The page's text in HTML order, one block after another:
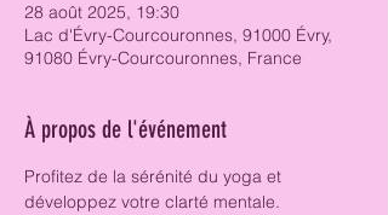
28 août 2025, 19:30
Lac d'Évry-Courcouronnes, 91000 Évry,
91080 Évry-Courcouronnes, France
À propos de l'événement
Profitez de la sérénité du yoga et
développez votre clarté mentale.